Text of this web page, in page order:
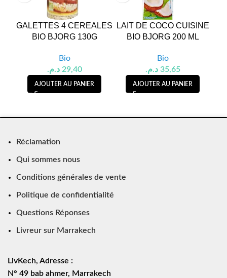
GALETTES 4 CEREALES
BIO BJORG 130G
Bio
29,40 د.م.
AJOUTER AU PANIER
LAIT DE COCO CUISINE
BIO BJORG 200 ML
Bio
35,65 د.م.
AJOUTER AU PANIER
Réclamation
Qui sommes nous
Conditions générales de vente
Politique de confidentialité
Questions Réponses
Livreur sur Marrakech
LivKech, Adresse :
N° 49 bab ahmer, Marrakech